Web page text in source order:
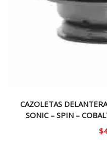
CAZOLETAS
SONIC – SPIN –
$